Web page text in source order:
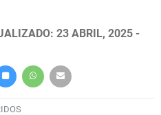
23 ABRIL, 2025 -